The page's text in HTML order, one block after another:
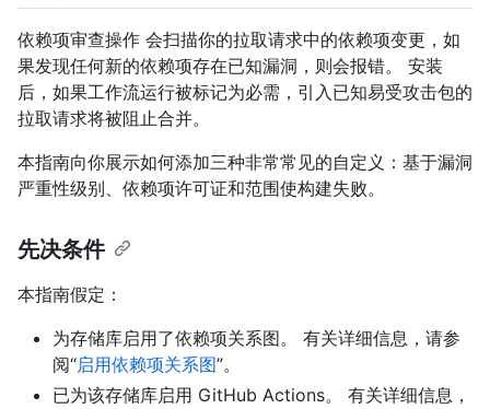
依赖项审查操作 会扫描你的拉取请求中的依赖项变更，如
果发现任何新的依赖项存在已知漏洞，则会报错。 安装
后，如果工作流运行被标记为必需，引入已知易受攻击包的
拉取请求将被阻止合并。
本指南向你展示如何添加三种非常常见的自定义：基于漏洞
严重性级别、依赖项许可证和范围使构建失败。
先决条件
本指南假定：
为存储库启用了依赖项关系图。 有关详细信息，请参
阅“启用依赖项关系图”。
已为该存储库启用 GitHub Actions。 有关详细信息，